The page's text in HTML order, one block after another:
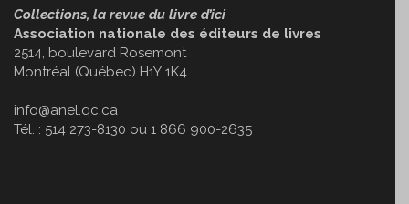
Collections, la revue du livre d’ici
Association nationale des éditeurs de livres
2514, boulevard Rosemont
Montréal (Québec) H1Y 1K4
info@anel.qc.ca
Tél. : 514 273-8130 ou 1 866 900-2635